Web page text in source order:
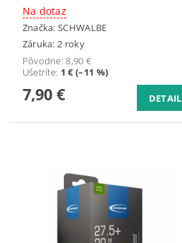
Na dotaz
Značka:SCHWALBE
Záruka: 2 roky
Pôvodne:8,90 €
Ušetríte: 1 € (–11 %)
7,90 € DETAIL